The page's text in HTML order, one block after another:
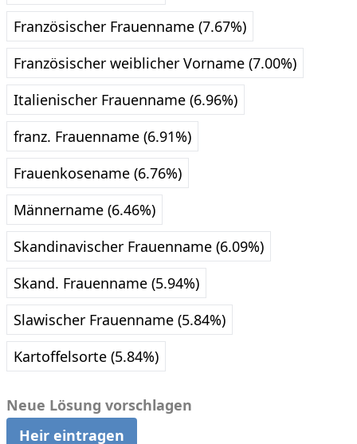
Französischer Frauenname (7.67%)
Französischer weiblicher Vorname (7.00%)
Italienischer Frauenname (6.96%)
franz. Frauenname (6.91%)
Frauenkosename (6.76%)
Männername (6.46%)
Skandinavischer Frauenname (6.09%)
Skand. Frauenname (5.94%)
Slawischer Frauenname (5.84%)
Kartoffelsorte (5.84%)
Neue Lösung vorschlagen
Heir eintragen